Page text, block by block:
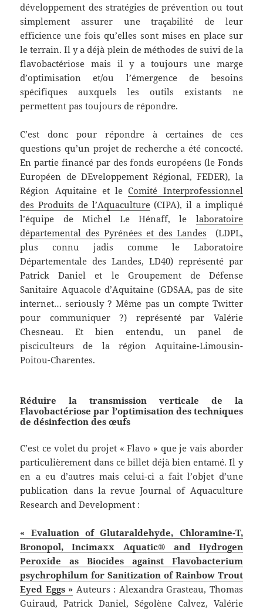
développement des stratégies de prévention ou tout
simplement assurer une traçabilité de leur
efficience une fois qu’elles sont mises en place sur
le terrain. Il y a déjà plein de méthodes de suivi de la
flavobactériose mais il y a toujours une marge
d’optimisation et/ou l’émergence de besoins
spécifiques auxquels les outils existants ne
permettent pas toujours de répondre.
C’est donc pour répondre à certaines de ces
questions qu’un projet de recherche a été concocté.
En partie financé par des fonds européens (le Fonds
Européen de DEveloppement Régional, FEDER), la
Région Aquitaine et leComité Interprofessionnel
des Produits de l’Aquaculture(CIPA), il a impliqué
l’équipe de Michel Le Hénaff, le laboratoire
départemental des Pyrénées et des Landes (LDPL,
plus connu jadis comme le Laboratoire
Départementale des Landes, LD40) représenté par
Patrick Daniel et le Groupement de Défense
Sanitaire Aquacole d’Aquitaine (GDSAA, pas de site
internet… seriously ? Même pas un compte Twitter
pour communiquer ?) représenté par Valérie
Chesneau. Et bien entendu, un panel de
pisciculteurs de la région Aquitaine-Limousin-
Poitou-Charentes.
Réduire la transmission verticale de la
Flavobactériose par l’optimisation des techniques
de désinfection des œufs
C’est ce volet du projet « Flavo » que je vais aborder
particulièrement dans ce billet déjà bien entamé. Il y
en a eu d’autres mais celui-ci a fait l’objet d’une
publication dans la revue Journal of Aquaculture
Research and Development :
« Evaluation of Glutaraldehyde, Chloramine-T,
Bronopol, Incimaxx Aquatic® and Hydrogen
Peroxide as Biocides against Flavobacterium
psychrophilum for Sanitization of Rainbow Trout
Eyed Eggs » Auteurs : Alexandra Grasteau, Thomas
Guiraud, Patrick Daniel, Ségolène Calvez, Valérie